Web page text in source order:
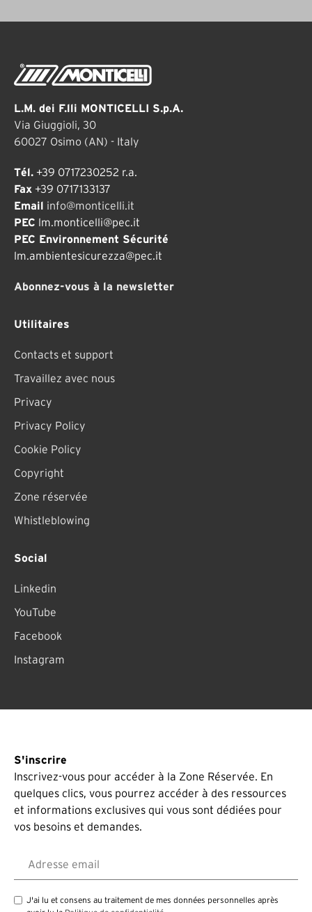
L.M. dei F.lli MONTICELLI S.p.A.
Via Giuggioli, 30
60027 Osimo (AN) - Italy
Tél. +39 0717230252 r.a.
Fax +39 0717133137
Email info@monticelli.it
PEC lm.monticelli@pec.it
PEC Environnement Sécurité
lm.ambientesicurezza@pec.it
Abonnez-vous à la newsletter
Utilitaires
Contacts et support
Travaillez avec nous
Privacy
Privacy Policy
Cookie Policy
Copyright
Zone réservée
Whistleblowing
Social
Linkedin
YouTube
Facebook
Instagram
S'inscrire
Inscrivez-vous pour accéder à la Zone Réservée. En
quelques clics, vous pourrez accéder à des ressources
et informations exclusives qui vous sont dédiées pour
vos besoins et demandes.
J'ai lu et consens au traitement de mes données personnelles après